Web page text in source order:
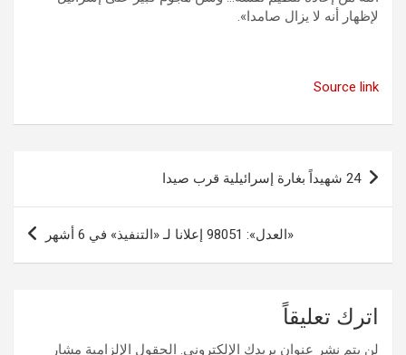
لإظهار أنه لا يزال صامدا».
Source link
تصفّح
المقالات
24 شهيداً بغارة إسرائيلية قرب صيدا
«العدل»: 98051 إعلانا لـ «التنفيذ» في 6 أشهر
اترك تعليقاً
لن يتم نشر عنوان بريدك الإلكتروني. الحقول الإلزامية مشار